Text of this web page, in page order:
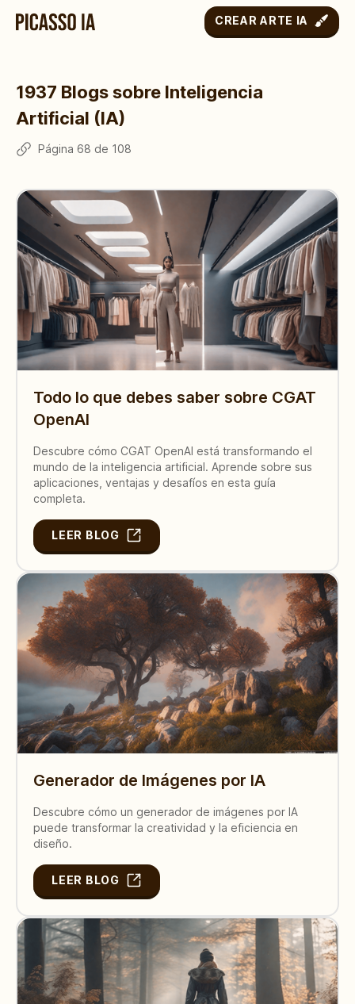
CREAR ARTE IA
1937 Blogs sobre Inteligencia
Artificial (IA)
Página 68 de 108
Todo lo que debes saber sobre CGAT
OpenAI
Descubre cómo CGAT OpenAI está transformando el
mundo de la inteligencia artificial. Aprende sobre sus
aplicaciones, ventajas y desafíos en esta guía
completa.
LEER BLOG
Generador de Imágenes por IA
Descubre cómo un generador de imágenes por IA
puede transformar la creatividad y la eficiencia en
diseño.
LEER BLOG